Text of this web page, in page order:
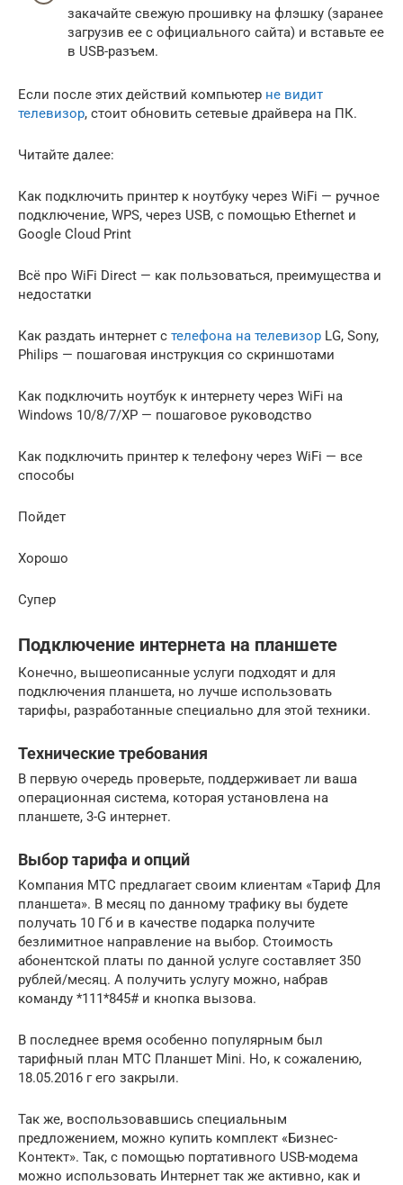
закачайте свежую прошивку на флэшку (заранее
загрузив ее с официального сайта) и вставьте ее
в USB-разъем.
Если после этих действий компьютер не видит
телевизор, стоит обновить сетевые драйвера на ПК.
Читайте далее:
Как подключить принтер к ноутбуку через WiFi — ручное
подключение, WPS, через USB, с помощью Ethernet и
Google Cloud Print
Всё про WiFi Direct — как пользоваться, преимущества и
недостатки
Как раздать интернет с телефона на телевизор LG, Sony,
Philips — пошаговая инструкция со скриншотами
Как подключить ноутбук к интернету через WiFi на
Windows 10/8/7/XP — пошаговое руководство
Как подключить принтер к телефону через WiFi — все
способы
Пойдет
Хорошо
Супер
Подключение интернета на планшете
Конечно, вышеописанные услуги подходят и для
подключения планшета, но лучше использовать
тарифы, разработанные специально для этой техники.
Технические требования
В первую очередь проверьте, поддерживает ли ваша
операционная система, которая установлена на
планшете, 3-G интернет.
Выбор тарифа и опций
Компания МТС предлагает своим клиентам «Тариф Для
планшета». В месяц по данному трафику вы будете
получать 10 Гб и в качестве подарка получите
безлимитное направление на выбор. Стоимость
абонентской платы по данной услуге составляет 350
рублей/месяц. А получить услугу можно, набрав
команду *111*845# и кнопка вызова.
В последнее время особенно популярным был
тарифный план МТС Планшет Mini. Но, к сожалению,
18.05.2016 г его закрыли.
Так же, воспользовавшись специальным
предложением, можно купить комплект «Бизнес-
Контект». Так, с помощью портативного USB-модема
можно использовать Интернет так же активно, как и